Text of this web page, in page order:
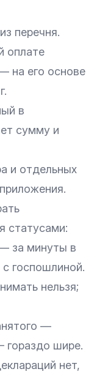
из перечня.
оплате
на его основе
в
сумму и
и отдельных
статусами:
за минуты в
госпошлиной.
нельзя;
—
гораздо шире.
нет,